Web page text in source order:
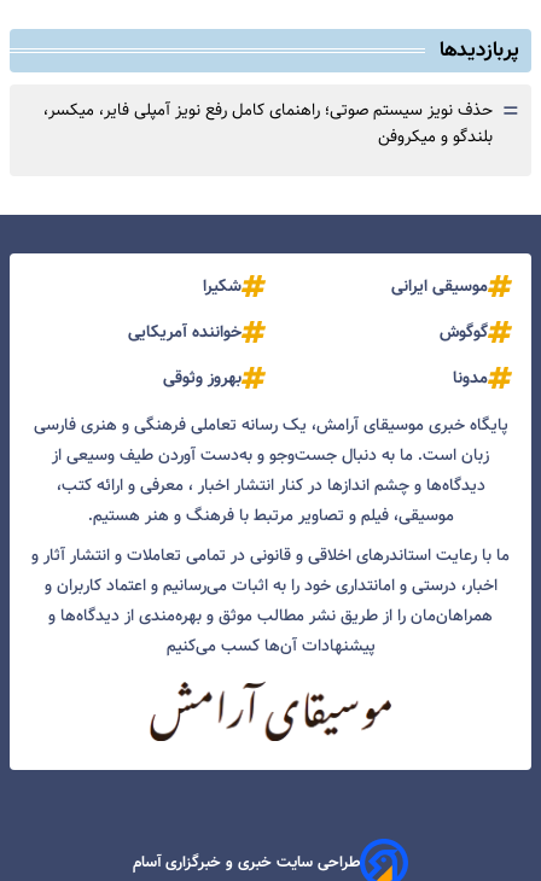
پربازدیدها
= حذف نویز سیستم صوتی؛ راهنمای کامل رفع نویز آمپلی فایر، میکسر،
بلندگو و میکروفن
موسیقی ایرانی
شکیرا
گوگوش
خواننده آمریکایی
مدونا
بهروز وثوقی
پایگاه خبری موسیقای آرامش، یک رسانه تعاملی فرهنگی و هنری فارسی
زبان است. ما به دنبال جست‌و‌جو و به‌دست آوردن طیف وسیعی از
دیدگاه‌ها و چشم انداز‌ها در کنار انتشار اخبار ، معرفی و ارائه کتب،
موسیقی، فیلم و تصاویر مرتبط با فرهنگ و هنر هستیم.
ما با رعایت استاندرهای اخلاقی و قانونی در تمامی تعاملات و انتشار آثار و
اخبار، درستی و امانتداری خود را به اثبات می‌رسانیم و اعتماد کاربران و
همراهان‌مان را از طریق نشر مطالب موثق و بهره‌مندی از دیدگاه‌ها و
پیشنهادات آن‌ها کسب می‌کنیم
طراحی سایت خبری و خبرگزاری آسام